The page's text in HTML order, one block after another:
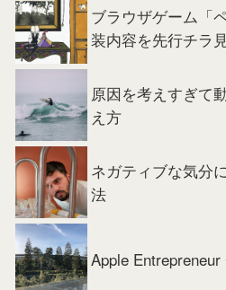
ブラウザゲーム「
装内容を先行チラ
原因を考えすぎて
え方
ネガティブな気分
法
Apple